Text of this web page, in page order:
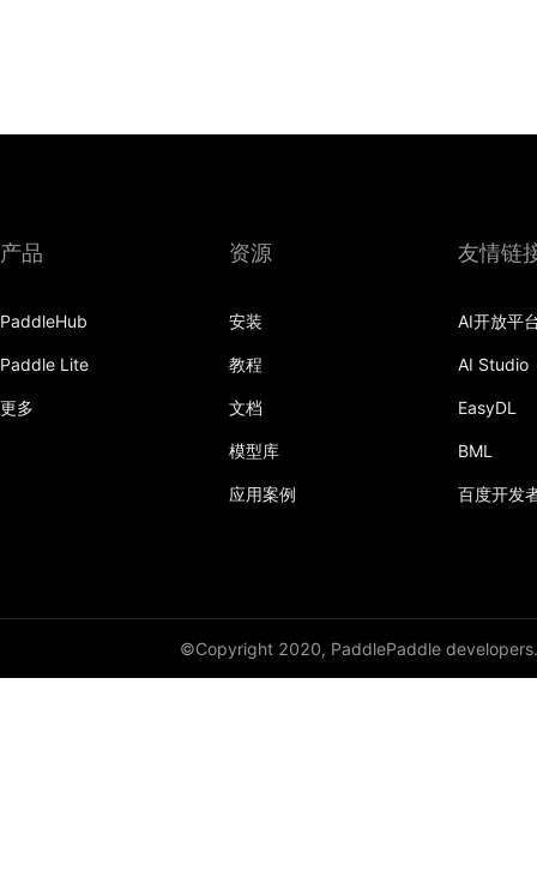
产品
PaddleHub
Paddle Lite
更多
资源
安装
教程
文档
模型库
应用案例
友情链
AI开放平
AI Studio
EasyDL
BML
百度开发
©Copyright 2020, PaddlePaddle developers.